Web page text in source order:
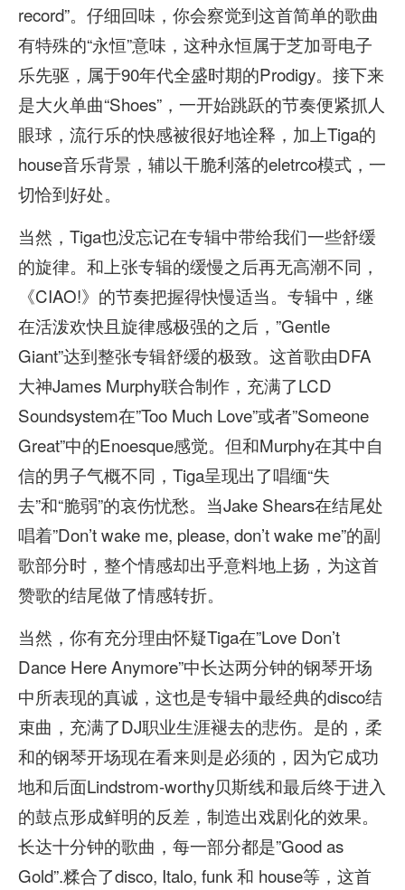
record”。仔细回味，你会察觉到这首简单的歌曲
有特殊的“永恒”意味，这种永恒属于芝加哥电子
乐先驱，属于90年代全盛时期的Prodigy。接下来
是大火单曲“Shoes”，一开始跳跃的节奏便紧抓人
眼球，流行乐的快感被很好地诠释，加上Tiga的
house音乐背景，辅以干脆利落的eletrco模式，一
切恰到好处。
当然，Tiga也没忘记在专辑中带给我们一些舒缓
的旋律。和上张专辑的缓慢之后再无高潮不同，
《CIAO!》的节奏把握得快慢适当。专辑中，继
在活泼欢快且旋律感极强的之后，”Gentle
Giant”达到整张专辑舒缓的极致。这首歌由DFA
大神James Murphy联合制作，充满了LCD
Soundsystem在”Too Much Love”或者”Someone
Great”中的Enoesque感觉。但和Murphy在其中自
信的男子气概不同，Tiga呈现出了唱缅“失
去”和“脆弱”的哀伤忧愁。当Jake Shears在结尾处
唱着”Don’t wake me, please, don’t wake me”的副
歌部分时，整个情感却出乎意料地上扬，为这首
赞歌的结尾做了情感转折。
当然，你有充分理由怀疑Tiga在”Love Don’t
Dance Here Anymore”中长达两分钟的钢琴开场
中所表现的真诚，这也是专辑中最经典的disco结
束曲，充满了DJ职业生涯褪去的悲伤。是的，柔
和的钢琴开场现在看来则是必须的，因为它成功
地和后面Lindstrom-worthy贝斯线和最后终于进入
的鼓点形成鲜明的反差，制造出戏剧化的效果。
长达十分钟的歌曲，每一部分都是”Good as
Gold”.糅合了disco, Italo, funk 和 house等，这首